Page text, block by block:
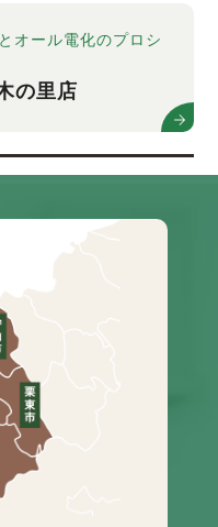
オール電化のプロシ
の里店